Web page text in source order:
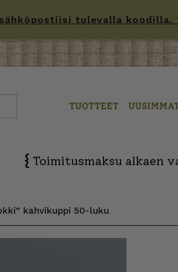
tulevalla
TUOTTEET
{ Toimitusmaksu alkaen
kahvikuppi 50-luku